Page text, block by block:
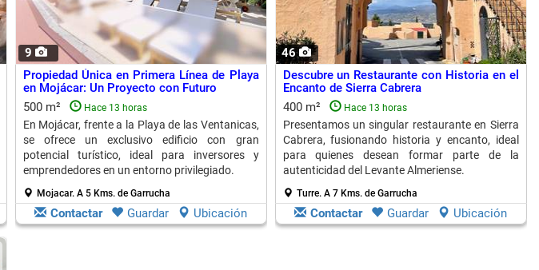
9
Propiedad Única en Primera Línea de Playa
en Mojácar: Un Proyecto con Futuro
500 m²
Hace 13 horas
En Mojácar, frente a la Playa de las Ventanicas,
se ofrece un exclusivo edificio con gran
potencial turístico, ideal para inversores y
emprendedores en un entorno privilegiado.
Mojacar. A 5 Kms. de Garrucha
Contactar Guardar Ubicación
46
Descubre un Restaurante con Historia en el
Encanto de Sierra Cabrera
400 m²
Hace 13 horas
Presentamos un singular restaurante en Sierra
Cabrera, fusionando historia y encanto, ideal
para quienes desean formar parte de la
autenticidad del Levante Almeriense.
Turre. A 7 Kms. de Garrucha
Contactar Guardar Ubicación